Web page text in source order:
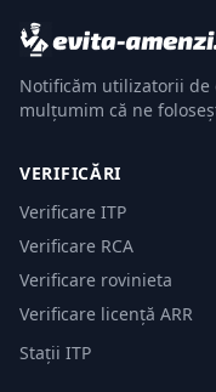
Notificăm utilizatorii de
mulțumim că ne
VERIFICĂRI
Verificare ITP
Verificare RCA
Verificare rovinieta
Verificare licență ARR
Stații ITP